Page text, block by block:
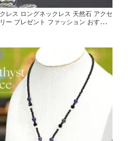
レス ロングネックレス 天然石 アクセ
ー プレゼント ファッション おすすめ
料